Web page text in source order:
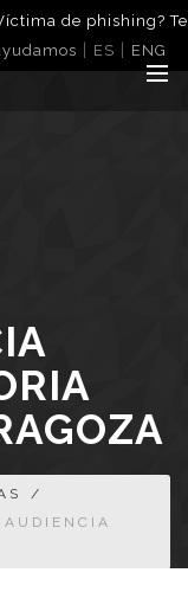
de phishing? Te
ES ENG
/
AUDIENCIA